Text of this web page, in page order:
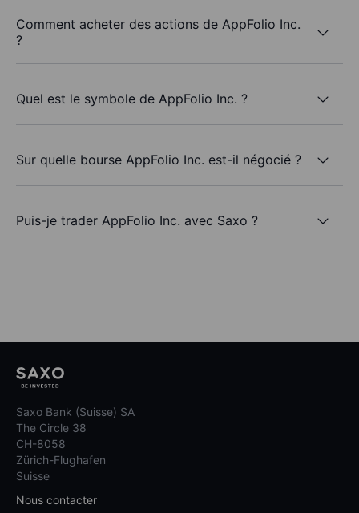
Comment acheter des actions de AppFolio Inc.
?
Quel est le symbole de AppFolio Inc. ?
Sur quelle bourse AppFolio Inc. est-il négocié ?
Puis-je trader AppFolio Inc. avec Saxo ?
Saxo Bank (Suisse) SA
The Circle 38
CH-8058
Zürich-Flughafen
Suisse
Nous contacter